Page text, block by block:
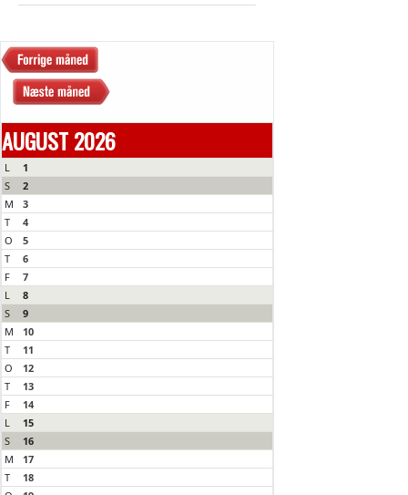
AUGUST 2026
L
1
S
2
M
3
T
4
O
5
T
6
F
7
L
8
S
9
M
10
T
11
O
12
T
13
F
14
L
15
S
16
M
17
T
18